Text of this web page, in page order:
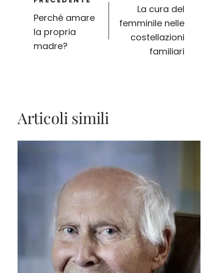
articoli
Perché amare
la propria
madre?
La cura del
femminile nelle
costellazioni
familiari
Articoli simili